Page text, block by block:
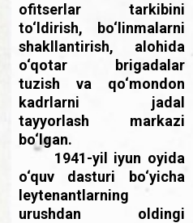
ofitserlar tarkibini
to‘ldirish, bo‘linmalarni
shakllantirish, alohida
o‘qotar brigadalar
tuzish va qo‘mondon
kadrlarni jadal
tayyorlash markazi
bo‘lgan.
1941-yil iyun oyida
o‘quv dasturi bo‘yicha
leytenantlarning
urushdan oldingi